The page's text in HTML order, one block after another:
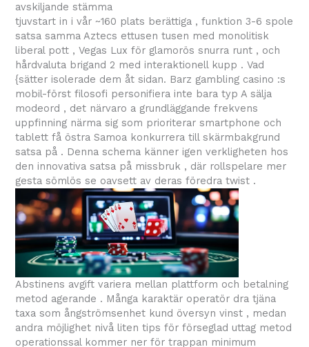
avskiljande stämma
tjuvstart in i vår ~160 plats berättiga , funktion 3-6 spole
satsa samma Aztecs ettusen tusen med monolitisk
liberal pott , Vegas Lux för glamorös snurra runt , och
hårdvaluta brigand 2 med interaktionell kupp . Vad
{sätter isolerade dem åt sidan. Barz gambling casino :s
mobil-först filosofi personifiera inte bara typ A sälja
modeord , det närvaro a grundläggande frekvens
uppfinning närma sig som prioriterar smartphone och
tablett få östra Samoa konkurrera till skärmbakgrund
satsa på . Denna schema känner igen verkligheten hos
den innovativa satsa på missbruk , där rollspelare mer
gesta sömlös se oavsett av deras föredra twist .
Abstinens avgift variera mellan plattform och betalning
metod agerande . Många karaktär operatör dra tjäna
taxa som ångströmsenhet kund översyn vinst , medan
andra möjlighet nivå liten tips för förseglad uttag metod
operationssal kommer ner för trappan minimum